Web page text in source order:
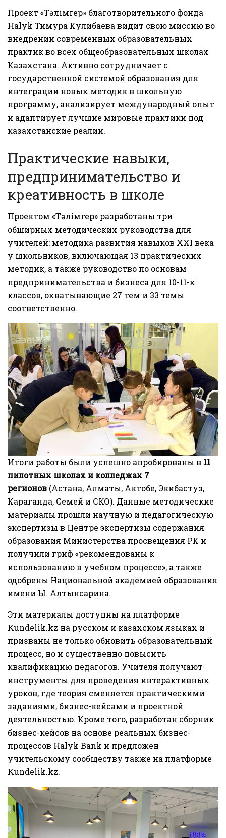
Проект «Тәлімгер» благотворительного фонда
Halyk Тимура Кулибаева видит свою миссию во
внедрении современных образовательных
практик во всех общеобразовательных школах
Казахстана. Активно сотрудничает с
государственной системой образования для
интеграции новых методик в школьную
программу, анализирует международный опыт
и адаптирует лучшие мировые практики под
казахстанские реалии.
Практические навыки,
предпринимательство и
креативность в школе
Проектом «Тәлімгер» разработаны три
обширных методических руководства для
учителей: методика развития навыков XXI века
у школьников, включающая 13 практических
методик, а также руководство по основам
предпринимательства и бизнеса для 10-11-х
классов, охватывающие 27 тем и 33 темы
соответственно.
Итоги работы были успешно апробированы в 11
пилотных школах и колледжах 7
регионов (Астана, Алматы, Актобе, Экибастуз,
Караганда, Семей и СКО). Данные методические
материалы прошли научную и педагогическую
экспертизы в Центре экспертизы содержания
образования Министерства просвещения РК и
получили гриф «рекомендованы к
использованию в учебном процессе», а также
одобрены Национальной академией образования
имени Ы. Алтынсарина.
Эти материалы доступны на платформе
Kundelik.kz на русском и казахском языках и
призваны не только обновить образовательный
процесс, но и существенно повысить
квалификацию педагогов. Учителя получают
инструменты для проведения интерактивных
уроков, где теория сменяется практическими
заданиями, бизнес-кейсами и проектной
деятельностью. Кроме того, разработан сборник
бизнес-кейсов на основе реальных бизнес-
процессов Halyk Bank и предложен
учительскому сообществу также на платформе
Kundelik.kz.